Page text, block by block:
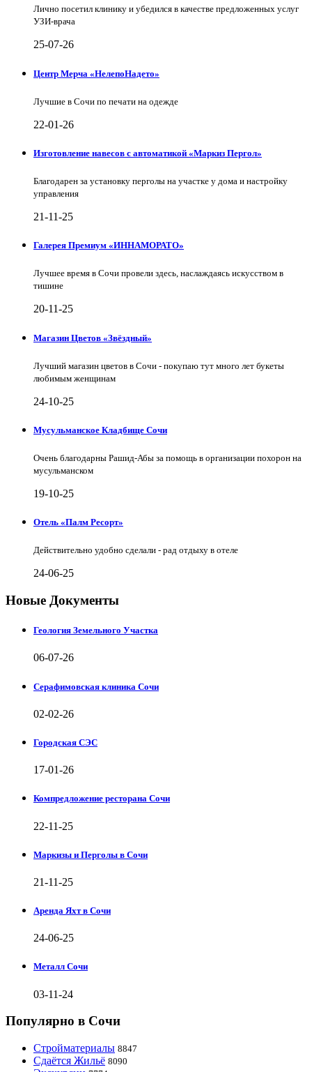
Лично посетил клинику и убедился в качестве предложенных услуг
УЗИ-врача
25-07-26
Центр Мерча «НелепоНадето»
Лучшие в Сочи по печати на одежде
22-01-26
Изготовление навесов с автоматикой «Маркиз Пергол»
Благодарен за установку перголы на участке у дома и настройку
управления
21-11-25
Галерея Премиум «ИННАМОРАТО»
Лучшее время в Сочи провели здесь, наслаждаясь искусством в
тишине
20-11-25
Магазин Цветов «Звёздный»
Лучший магазин цветов в Сочи - покупаю тут много лет букеты
любимым женщинам
24-10-25
Мусульманское Кладбище Сочи
Очень благодарны Рашид-Абы за помощь в организации похорон на
мусульманском
19-10-25
Отель «Палм Ресорт»
Действительно удобно сделали - рад отдыху в отеле
24-06-25
Новые Документы
Геология Земельного Участка
06-07-26
Серафимовская клиника Сочи
02-02-26
Городская СЭС
17-01-26
Компредложение ресторана Сочи
22-11-25
Маркизы и Перголы в Сочи
21-11-25
Аренда Яхт в Сочи
24-06-25
Металл Сочи
03-11-24
Популярно в Сочи
Стройматериалы 8847
Сдаётся Жильё 8090